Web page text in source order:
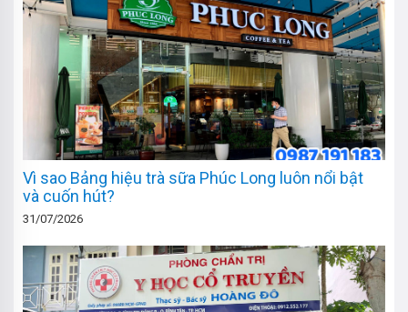
Vì sao Bảng hiệu trà sữa Phúc Long luôn nổi bật
và cuốn hút?
31/07/2026